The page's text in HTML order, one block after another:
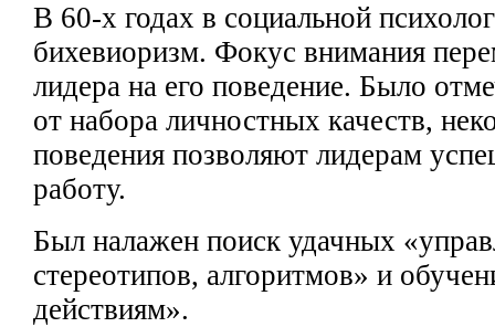
В 60-х годах в социальной
бихевиоризм. Фокус внимания
лидера на его поведение. Было
от набора личностных качеств,
поведения позволяют лидерам
работу.
Был налажен поиск удачных
стереотипов, алгоритмов» и
действиям».